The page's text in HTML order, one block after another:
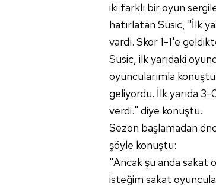
iki farklı bir oyun
hatırlatan Susic, "İlk
vardı. Skor 1-1'e
Susic, ilk yarıdaki
oyuncularımla
geliyordu. İlk yarıda
verdi." diye konuştu.
Sezon başlamadan
şöyle konuştu:
"Ancak şu anda sakat
isteğim sakat